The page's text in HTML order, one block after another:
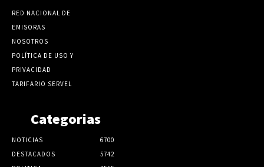
RED NACIONAL DE
EMISORAS
NOSOTROS
POLÍTICA DE USO Y
PRIVACIDAD
TARIFARIO SERVEL
Categorias
NOTICIAS
6700
DESTACADOS
5742